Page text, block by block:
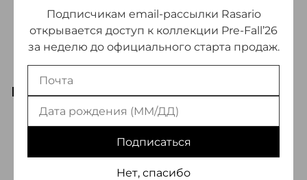
Подписчикам email-рассылки Rasario
открывается доступ к коллекции Pre-Fall’26
за неделю до официального старта продаж.
Подписаться
Нет, спасибо